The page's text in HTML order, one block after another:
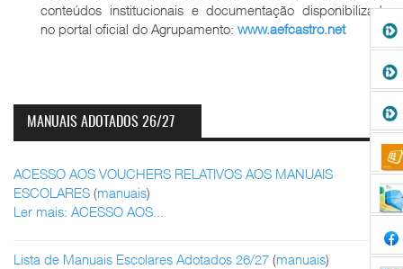
conteúdos institucionais e documentação disponibilizada
no portal oficial do Agrupamento: www.aefcastro.net
MANUAIS ADOTADOS 26/27
ACESSO AOS VOUCHERS RELATIVOS AOS MANUAIS
ESCOLARES (manuais)
Ler mais: ACESSO AOS...
Lista de Manuais Escolares Adotados 26/27 (manuais)